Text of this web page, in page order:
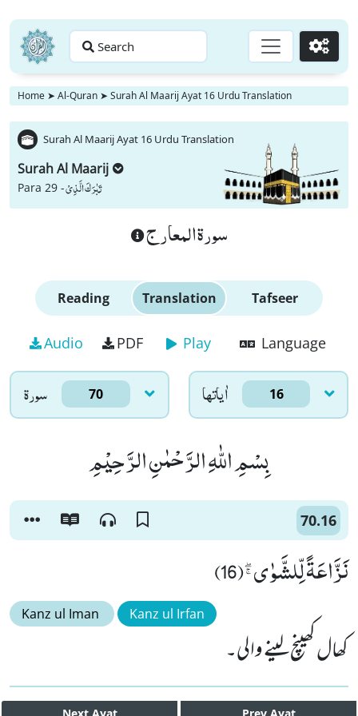
Search Go
Home ➤ Al-Quran ➤ Surah Al Maarij Ayat 16 Urdu Translation
Surah Al Maarij Ayat 16 Urdu Translation
Surah Al Maarij
Para 29 -تَبٰرَكَ الَّذِیْ
سورة المعارج
Reading Translation Tafseer
Audio PDF Play Language
سورۃ 70 اٰياتها 16
بِسْمِ اللّٰهِ الرَّحْمٰنِ الرَّحِیْمِ
70.16
نَزَّاعَةً لِّلشَّوٰىﭕ(16)
Kanz ul Iman Kanz ul Irfan
کھال کھینچ لینے والی۔